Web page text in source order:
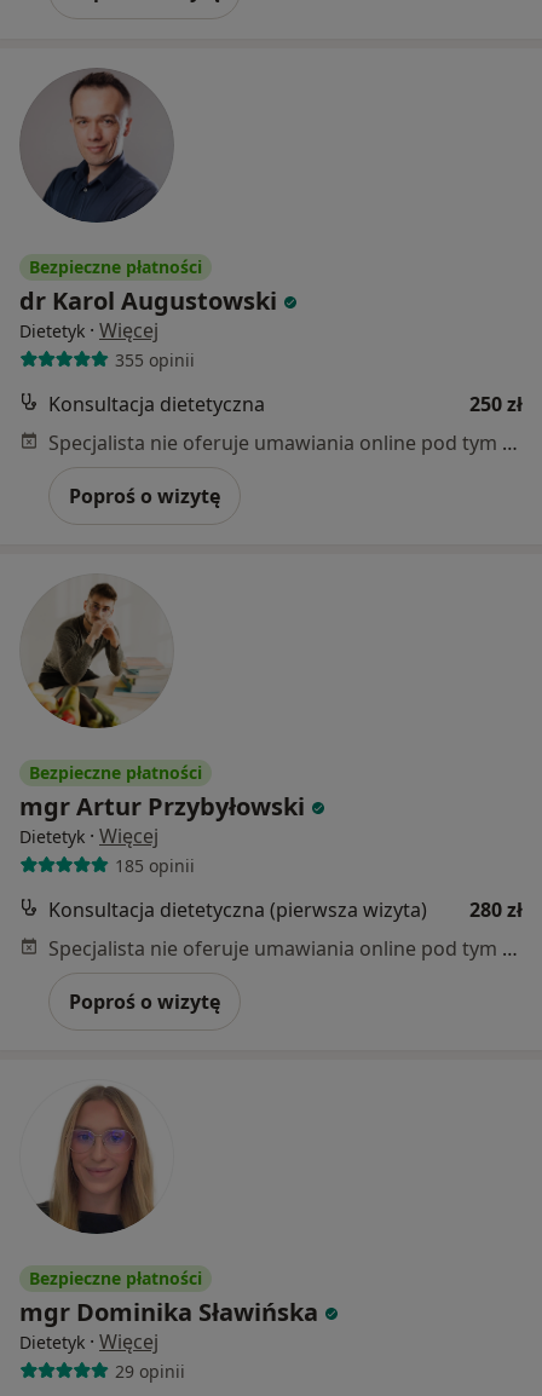
Bezpieczne płatności
dr Karol Augustowski
Dietetyk · Więcej
355 opinii
Konsultacja dietetyczna
250 zł
Specjalista nie oferuje umawiania online pod tym adresem.
Poproś o wizytę
Bezpieczne płatności
mgr Artur Przybyłowski
Dietetyk · Więcej
185 opinii
Konsultacja dietetyczna (pierwsza wizyta)
280 zł
Specjalista nie oferuje umawiania online pod tym adresem.
Poproś o wizytę
Bezpieczne płatności
mgr Dominika Sławińska
Dietetyk · Więcej
29 opinii